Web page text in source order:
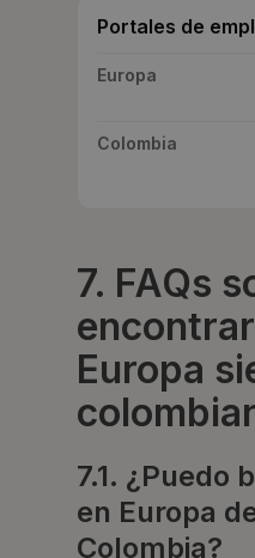
Portales de
Europa
Colombia
7. FAQs
Europa
7.1. ¿Puedo
en Europa
Colombia?